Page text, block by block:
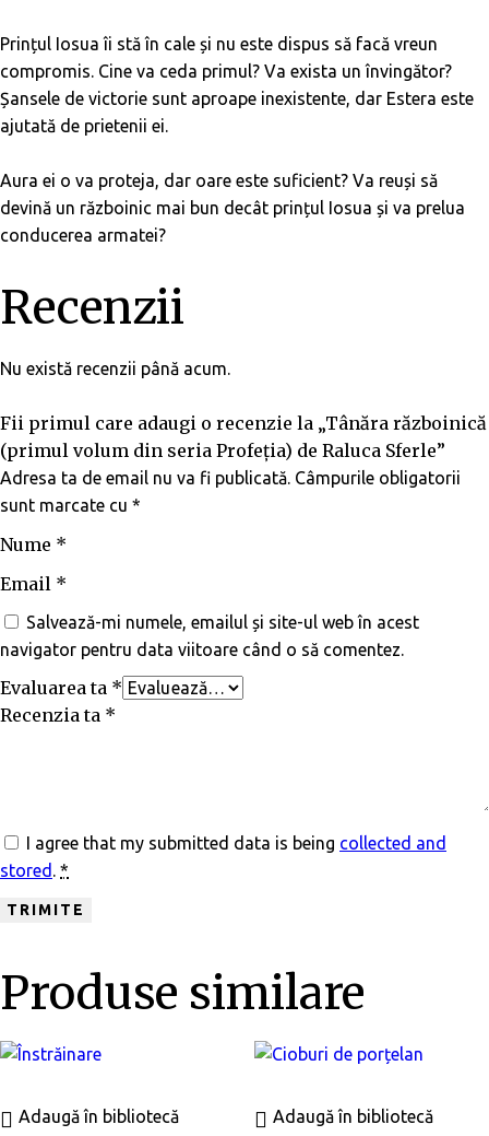
Prințul Iosua îi stă în cale și nu este dispus să facă vreun
compromis. Cine va ceda primul? Va exista un învingător?
Șansele de victorie sunt aproape inexistente, dar Estera este
ajutată de prietenii ei.
Aura ei o va proteja, dar oare este suficient? Va reuși să
devină un războinic mai bun decât prințul Iosua și va prelua
conducerea armatei?
Recenzii
Nu există recenzii până acum.
Fii primul care adaugi o recenzie la „Tânăra războinică
(primul volum din seria Profeția) de Raluca Sferle”
Adresa ta de email nu va fi publicată. Câmpurile obligatorii
sunt marcate cu *
Nume *
Email *
Salvează-mi numele, emailul și site-ul web în acest
navigator pentru data viitoare când o să comentez.
Evaluarea ta *
Recenzia ta *
I agree that my submitted data is being collected and
stored . *
Produse similare
Adaugă în bibliotecă Adaugă în bibliotecă